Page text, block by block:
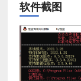
软件截图